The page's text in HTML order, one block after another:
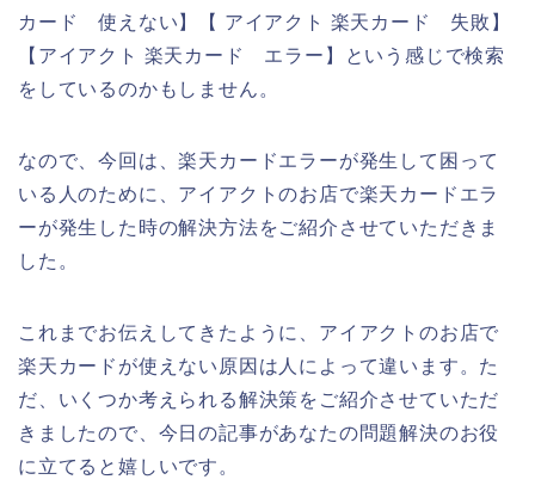
カード 使えない】【 アイアクト 楽天カード 失敗】
【アイアクト 楽天カード エラー】という感じで検索
をしているのかもしません。
なので、今回は、楽天カードエラーが発生して困って
いる人のために、アイアクトのお店で楽天カードエラ
ーが発生した時の解決方法をご紹介させていただきま
した。
これまでお伝えしてきたように、アイアクトのお店で
楽天カードが使えない原因は人によって違います。た
だ、いくつか考えられる解決策をご紹介させていただ
きましたので、今日の記事があなたの問題解決のお役
に立てると嬉しいです。